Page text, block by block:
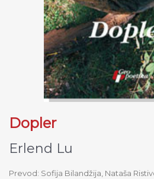
Dopler
Erlend Lu
Prevod: Sofija Bilandžija, Nataša